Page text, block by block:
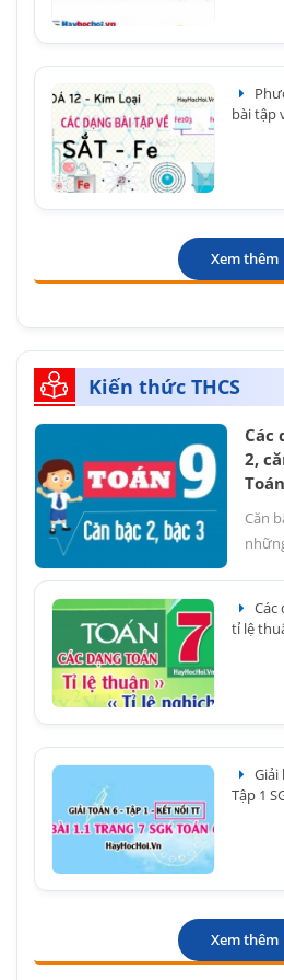
bài tập
Xem thêm
Kiến thức THCS
Các
2,
Căn
Các
tỉ lệ
Giải
Tập 1
Xem thêm